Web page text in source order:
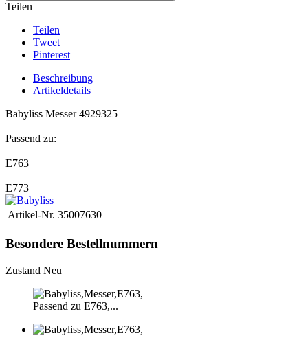
Teilen
Teilen
Tweet
Pinterest
Beschreibung
Artikeldetails
Babyliss Messer 4929325
Passend zu:
E763
E773
Artikel-Nr. 35007630
Besondere Bestellnummern
Zustand Neu
Passend zu E763,...